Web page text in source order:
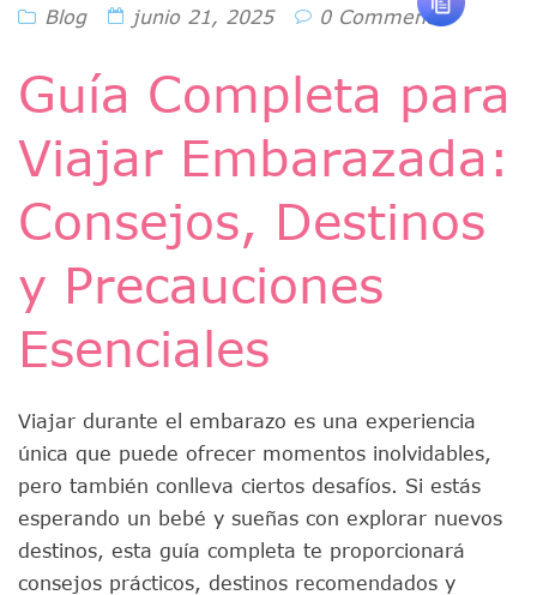
Blog junio 21, 2025 0 Comments
Guía Completa para
Viajar Embarazada:
Consejos, Destinos
y Precauciones
Esenciales
Viajar durante el embarazo es una experiencia
única que puede ofrecer momentos inolvidables,
pero también conlleva ciertos desafíos. Si estás
esperando un bebé y sueñas con explorar nuevos
destinos, esta guía completa te proporcionará
consejos prácticos, destinos recomendados y